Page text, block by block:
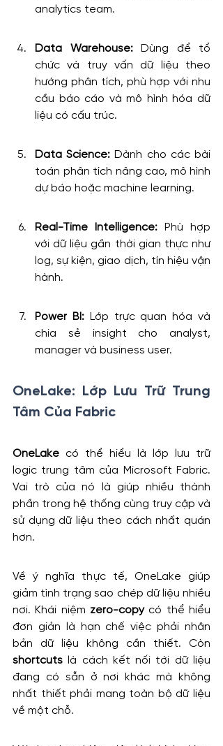
analytics team.
Data Warehouse:
Dùng để tổ
chức và truy vấn dữ liệu theo
hướng phân tích, phù hợp với nhu
cầu báo cáo và mô hình hóa dữ
liệu có cấu trúc.
Data Science: Dành cho các bài
toán phân tích nâng cao, mô hình
dự báo hoặc machine learning.
Real-Time Intelligence:
Phù hợp
với dữ liệu gần thời gian thực như
log, sự kiện, giao dịch, tín hiệu vận
hành.
Power BI: Lớp trực quan hóa và
chia sẻ insight cho analyst,
manager và business user.
OneLake: Lớp Lưu Trữ Trung
Tâm Của Fabric
OneLake có thể hiểu là lớp lưu trữ
logic trung tâm của Microsoft Fabric.
Vai trò của nó là giúp nhiều thành
phần trong hệ thống cùng truy cập và
sử dụng dữ liệu theo cách nhất quán
hơn.
Về ý nghĩa thực tế, OneLake giúp
giảm tình trạng sao chép dữ liệu nhiều
nơi. Khái niệm zero-copy có thể hiểu
đơn giản là hạn chế việc phải nhân
shortcuts là cách kết nối tới dữ liệu
đang có sẵn ở nơi khác mà không
nhất thiết phải mang toàn bộ dữ liệu
về một chỗ.